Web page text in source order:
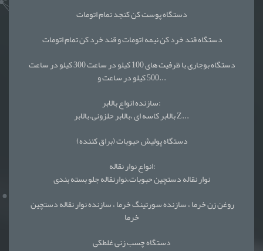
دستگاه پوست کن کنجد تمام اتومات
دستگاه قند خرد کن نیمه اتومات و قند خرد کن تمام اتومات
500 کیلو در ساعت و...
سازنده انواع بالابر:
بالابر کاسه ای ،بالابر حلزونی،بالابر Z...
دستگاه پولیش حبوبات (براق کننده)
انواع نوار نقاله:
نوار نقاله دستچین حبوبات،نوارنقاله جلو بسته بندی
خرما
دستگاه چسب زنی غلطکی